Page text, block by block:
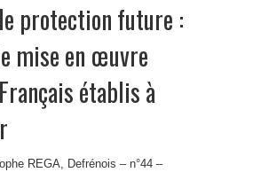
protection future :
mise en œuvre
établis à
REGA, Defrénois – n°44 –